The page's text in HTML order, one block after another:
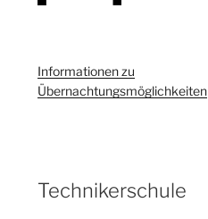
Informationen zu
Übernachtungsmöglichkeiten
Technikerschule